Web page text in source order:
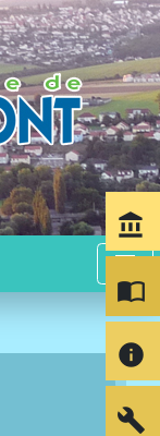
menu
account_balance
import_contacts
info
build